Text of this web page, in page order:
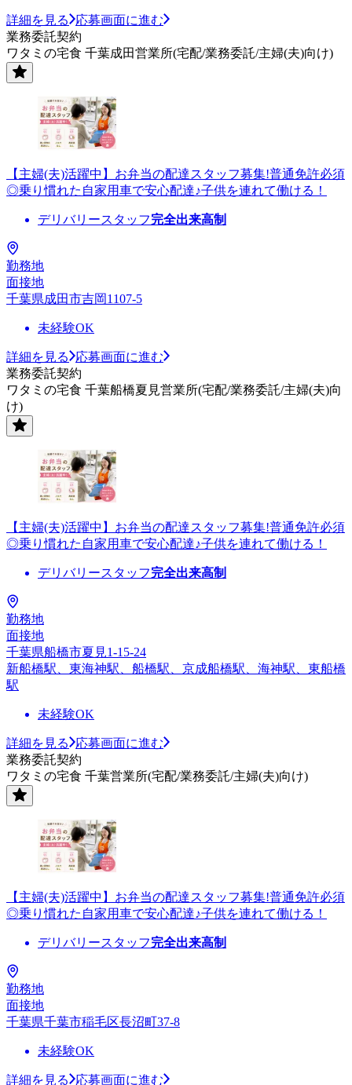
詳細を見る
応募画面に進む
業務委託契約
ワタミの宅食 千葉成田営業所(宅配/業務委託/主婦(夫)向け)
【主婦(夫)活躍中】お弁当の配達スタッフ募集!普通免許必須
◎乗り慣れた自家用車で安心配達♪子供を連れて働ける！
デリバリースタッフ完全出来高制
勤務地
面接地
千葉県成田市吉岡1107-5
未経験OK
詳細を見る
応募画面に進む
業務委託契約
ワタミの宅食 千葉船橋夏見営業所(宅配/業務委託/主婦(夫)向
け)
【主婦(夫)活躍中】お弁当の配達スタッフ募集!普通免許必須
◎乗り慣れた自家用車で安心配達♪子供を連れて働ける！
デリバリースタッフ完全出来高制
勤務地
面接地
千葉県船橋市夏見1-15-24
新船橋駅、東海神駅、船橋駅、京成船橋駅、海神駅、東船橋
駅
未経験OK
詳細を見る
応募画面に進む
業務委託契約
ワタミの宅食 千葉営業所(宅配/業務委託/主婦(夫)向け)
【主婦(夫)活躍中】お弁当の配達スタッフ募集!普通免許必須
◎乗り慣れた自家用車で安心配達♪子供を連れて働ける！
デリバリースタッフ完全出来高制
勤務地
面接地
千葉県千葉市稲毛区長沼町37-8
未経験OK
詳細を見る 応募画面に進む